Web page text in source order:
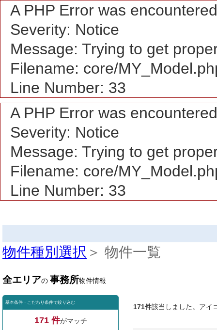
A PHP Error was encountered
Severity: Notice
Message: Trying to get
Filename: core/
Line Number: 33
A PHP Error was encountered
Severity: Notice
Message: Trying to get
Filename: core/
Line Number: 33
物件種別選択 ＞ 物件一覧
全エリアの 事務所物件情報
171件該当しました。アイ
基本条件・こだわり条件で絞り込む
171 件がマッチ